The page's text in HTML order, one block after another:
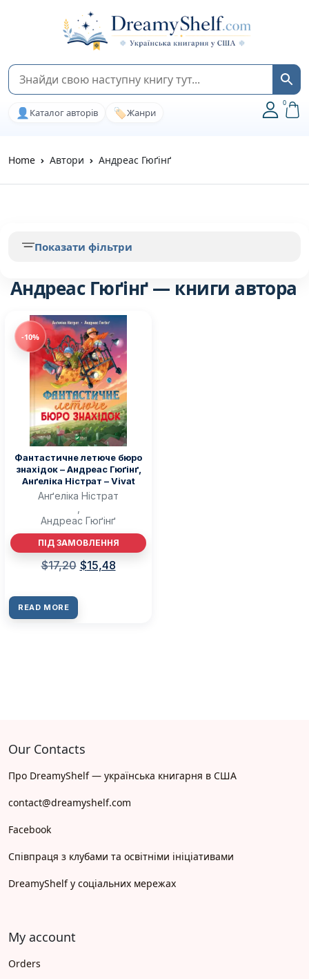
👤 Каталог авторів 🏷️Жанри
0
Home Автори Андреас Гюґінґ
Андреас Гюґінґ — книги автора
-10%
Фантастичне летюче бюро
знахідок – Андреас Гюґінґ,
Анґеліка Ністрат – Vivat
Анґеліка Ністрат
Андреас Гюґінґ
ПІД ЗАМОВЛЕННЯ
$17,20 $15,48
READ MORE
Показати фільтри
Our Contacts
Про DreamyShelf — українська книгарня в США
contact@dreamyshelf.com
Facebook
Співпраця з клубами та освітніми ініціативами
DreamyShelf у соціальних мережах
My account
Orders